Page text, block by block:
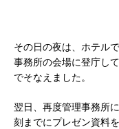
その日の夜は、ホテル
事務所の会場に登庁し
でそなえました。
翌日、再度管理事務所
刻までにプレゼン資料